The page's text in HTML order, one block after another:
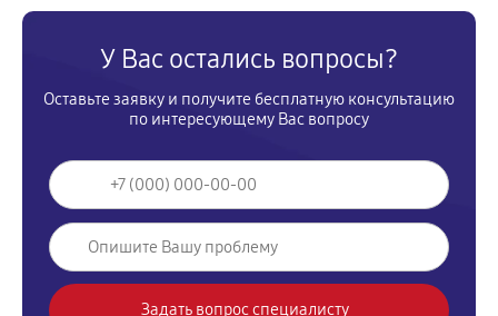
У Вас остались вопросы?
Оставьте заявку и получите бесплатную консультацию
по интересующему Вас вопросу